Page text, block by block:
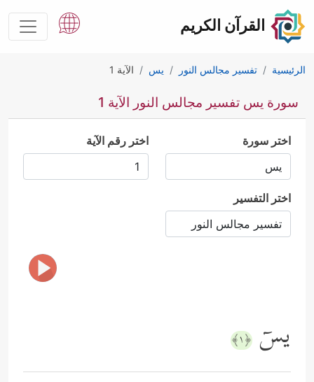
القرآن الكريم
الرئيسية تفسير مجالس النور يس الآية 1
سورة يس تفسير مجالس النور الآية 1
اختر سورة اختر رقم الآية
اختر التفسير
یسۤ ﴿١﴾